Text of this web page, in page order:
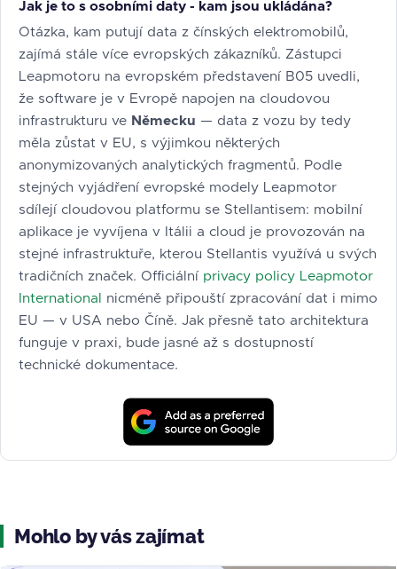
Jak je to s osobními daty - kam jsou ukládána?
Otázka, kam putují data z čínských elektromobilů,
zajímá stále více evropských zákazníků. Zástupci
Leapmotoru na evropském představení B05 uvedli,
že software je v Evropě napojen na cloudovou
infrastrukturu ve Německu — data z vozu by tedy
měla zůstat v EU, s výjimkou některých
anonymizovaných analytických fragmentů. Podle
stejných vyjádření evropské modely Leapmotor
sdílejí cloudovou platformu se Stellantisem: mobilní
aplikace je vyvíjena v Itálii a cloud je provozován na
stejné infrastruktuře, kterou Stellantis využívá u svých
tradičních značek. Officiální privacy policy Leapmotor
International
nicméně připouští zpracování dat i mimo
EU — v USA nebo Číně. Jak přesně tato architektura
funguje v praxi, bude jasné až s dostupností
technické dokumentace.
Mohlo by vás zajímat